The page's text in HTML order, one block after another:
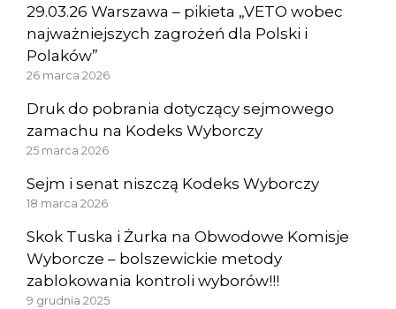
29.03.26 Warszawa – pikieta „VETO wobec
najważniejszych zagrożeń dla Polski i
Polaków”
26 marca 2026
Druk do pobrania dotyczący sejmowego
zamachu na Kodeks Wyborczy
25 marca 2026
Sejm i senat niszczą Kodeks Wyborczy
18 marca 2026
Skok Tuska i Żurka na Obwodowe Komisje
Wyborcze – bolszewickie metody
zablokowania kontroli wyborów!!!
9 grudnia 2025